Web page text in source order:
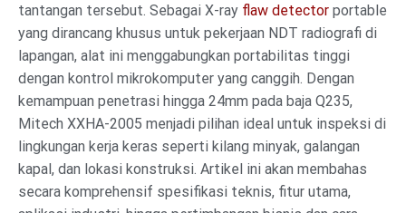
tantangan tersebut. Sebagai X-ray flaw detector portable
yang dirancang khusus untuk pekerjaan NDT radiografi di
lapangan, alat ini menggabungkan portabilitas tinggi
dengan kontrol mikrokomputer yang canggih. Dengan
kemampuan penetrasi hingga 24mm pada baja Q235,
Mitech XXHA-2005 menjadi pilihan ideal untuk inspeksi di
lingkungan kerja keras seperti kilang minyak, galangan
kapal, dan lokasi konstruksi. Artikel ini akan membahas
secara komprehensif spesifikasi teknis, fitur utama,